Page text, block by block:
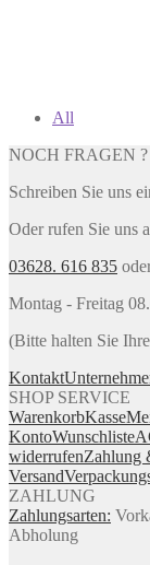
All
NOCH FRAGEN ?
Schreiben Sie uns
Oder rufen Sie uns
03628. 616 835
Montag - Freitag
(Bitte halten Sie
Kontakt
SHOP SERVICE
WarenkorbKasse
KontoWunschliste
widerrufenZahlung
Versand
ZAHLUNG
Zahlungsarten:
Abholung